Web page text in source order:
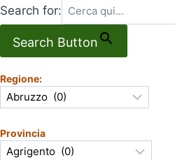
Search for:
Search Button
Regione:
Provincia